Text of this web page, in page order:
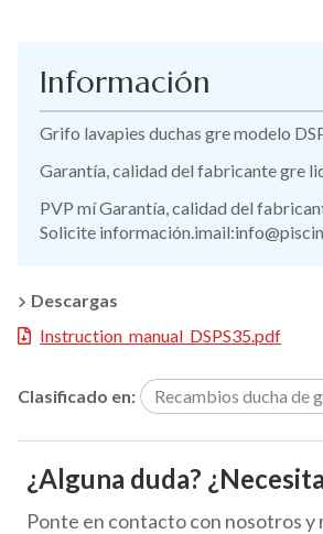
Información
Grifo lavapies duchas gre modelo
Garantía, calidad del fabricante gre
PVP mí Garantía, calidad del
Solicite
Descargas
Instruction_manual_DSPS35.pdf
Clasificado en: Recambios ducha de
¿Alguna duda?
Ponte en contacto con nosotros y